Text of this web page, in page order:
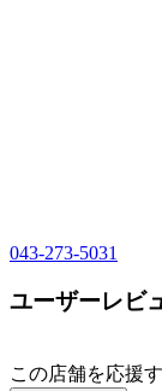
043-273-5031
ユーザーレビ
この店舗を応援す